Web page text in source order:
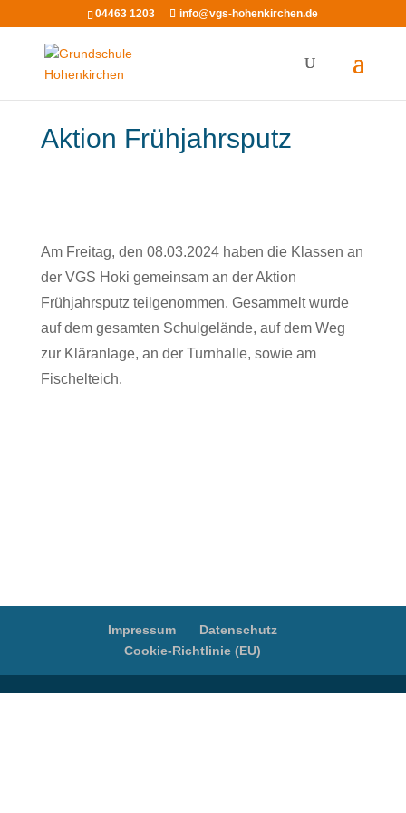
04463 1203 info@vgs-hohenkirchen.de
Aktion Frühjahrsputz
Am Freitag, den 08.03.2024 haben die Klassen an
der VGS Hoki gemeinsam an der Aktion
Frühjahrsputz teilgenommen. Gesammelt wurde
auf dem gesamten Schulgelände, auf dem Weg
zur Kläranlage, an der Turnhalle, sowie am
Fischelteich.
Impressum
Datenschutz
Cookie-Richtlinie (EU)